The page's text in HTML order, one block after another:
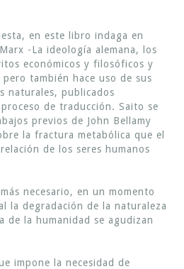
en este libro indaga en
-La ideología alemana, los
económicos y filosóficos y
también hace uso de sus
naturales, publicados
de traducción. Saito se
previos de John Bellamy
la fractura metabólica que el
de los seres humanos
necesario, en un momento
la degradación de la naturaleza
de la humanidad se agudizan
impone la necesidad de